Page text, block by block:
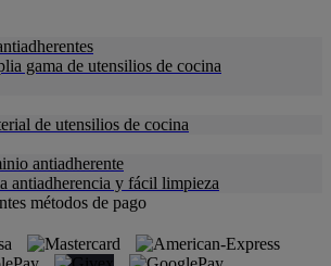
gama de utensilios de cocina
de utensilios de cocina
antiadherente
antiadherencia y fácil limpieza
métodos de pago